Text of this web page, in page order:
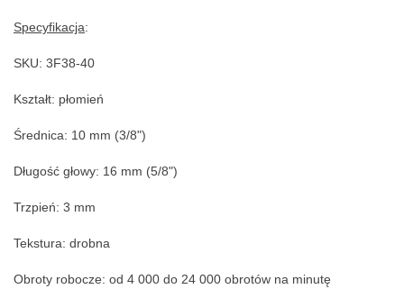
Specyfikacja:
SKU: 3F38-40
Kształt: płomień
Średnica: 10 mm (3/8")
Długość głowy: 16 mm (5/8")
Trzpień: 3 mm
Tekstura: drobna
Obroty robocze: od 4 000 do 24 000 obrotów na minutę